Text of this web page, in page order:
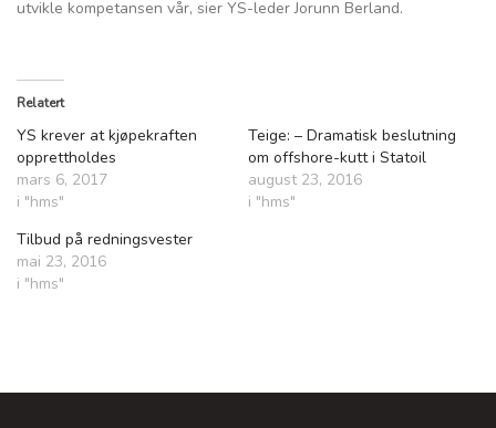
utvikle kompetansen vår, sier YS-leder Jorunn Berland.
Relatert
YS krever at kjøpekraften
opprettholdes
mars 6, 2017
i "hms"
Teige: – Dramatisk beslutning
om offshore-kutt i Statoil
august 23, 2016
i "hms"
Tilbud på redningsvester
mai 23, 2016
i "hms"